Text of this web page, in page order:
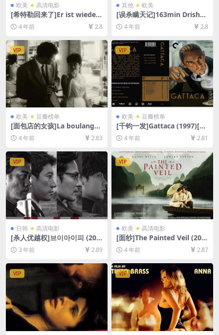
欧美 高清电影
[希特勒回来了]Er ist wieder
da (2015)[百度网盘+迅雷云盘
资源1080P超清未删减][MP4/
4 年前 2.8
其他 欧美
[误杀瞒天记]163min Drishya
m (2015)[百度网盘+夸克网盘
+迅雷云盘资源1080P超清未
4 年前 2.8
VIP
欧美 豆瓣榜单
[面包店的女孩]La boulangèr
e de Monceau (1963)[百度
网盘+迅雷云盘资源1080P超
清未删减][MP4/1.2GB][中文
字幕]
4 年前 2.83
VIP
欧美 豆瓣榜单
[千钧一发]Gattaca (1997)[百
度网盘+迅雷云盘资源1080P
超清未删减][MP4/6.8GB][中
英字幕]
4 年前 2.81
VIP
日韩 高清电影
[杀人优越权]브이아이피 (201
7)[百度网盘+夸克网盘+迅雷云
盘资源1080P超清未删减][MP
4/8GB][韩语中字]
3 年前 2.89
VIP
欧美 高清电影
[面纱]The Painted Veil (200
6)[百度网盘+夸克网盘+迅雷云
盘资源1080P超清未删减][MP
4/8GB][中英字幕]
4 年前 2.87
VIP VIP